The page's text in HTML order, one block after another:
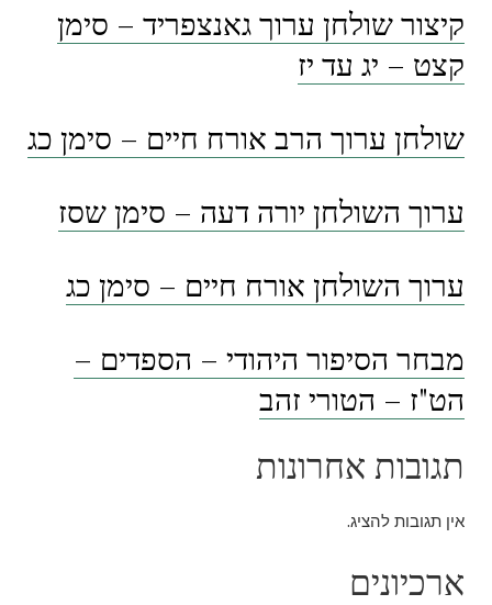
קיצור שולחן ערוך גאנצפריד – סימן
קצט – יג עד יז
שולחן ערוך הרב אורח חיים – סימן כג
ערוך השולחן יורה דעה – סימן שסז
ערוך השולחן אורח חיים – סימן כג
מבחר הסיפור היהודי – הספדים –
הט"ז – הטורי זהב
תגובות אחרונות
אין תגובות להציג.
ארכיונים